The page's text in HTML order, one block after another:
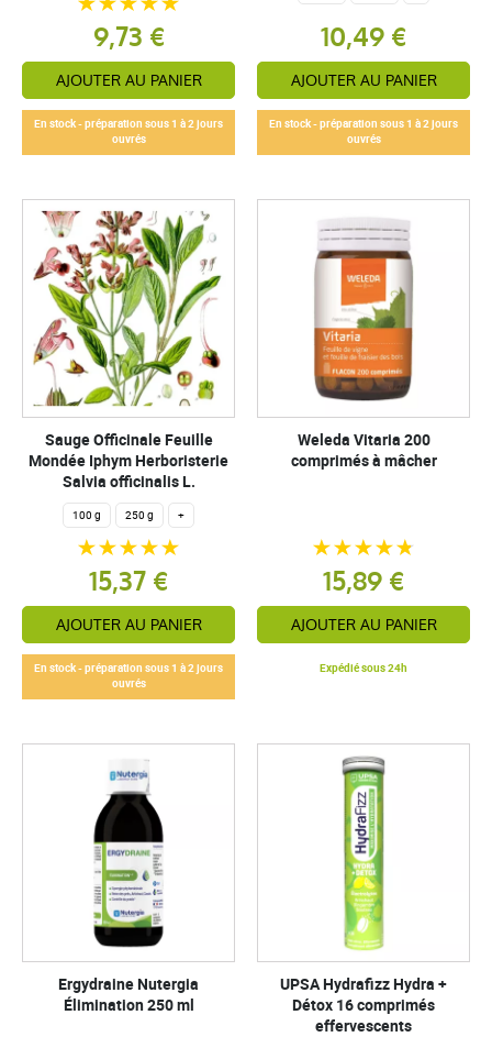
9,73 €
AJOUTER AU PANIER
En stock - préparation sous 1 à 2 jours
ouvrés
10,49 €
AJOUTER AU PANIER
En stock - préparation sous 1 à 2 jours
ouvrés
Sauge Officinale Feuille
Mondée Iphym Herboristerie
Salvia officinalis L.
100 g 250 g +
15,37 €
AJOUTER AU PANIER
En stock - préparation sous 1 à 2 jours
ouvrés
Weleda Vitaria 200
comprimés à mâcher
15,89 €
AJOUTER AU PANIER
Expédié sous 24h
Ergydraine Nutergia
Élimination 250 ml
UPSA Hydrafizz Hydra +
Détox 16 comprimés
effervescents